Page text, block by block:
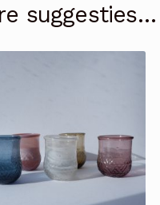
suggesties…